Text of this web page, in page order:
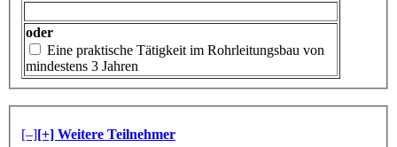
oder
Eine praktische Tätigkeit im Rohrleitungsbau von
mindestens 3 Jahren
[–][+] Weitere Teilnehmer